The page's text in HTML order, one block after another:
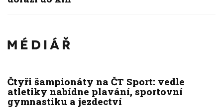
Čtyři šampionáty na ČT Sport: vedle
atletiky nabídne plavání, sportovní
gymnastiku a jezdectví